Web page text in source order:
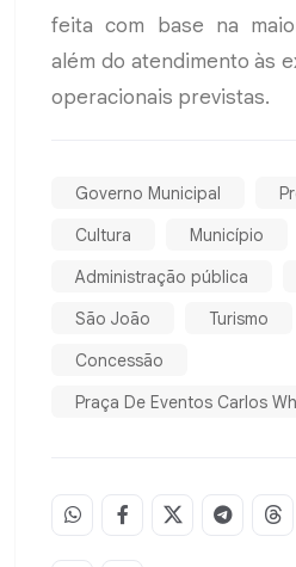
feita com base na
além do atendimento às
operacionais previstas.
Governo Municipal
Cultura
Município
Administração pública
São João
Turismo
Concessão
Praça De Eventos Carlos